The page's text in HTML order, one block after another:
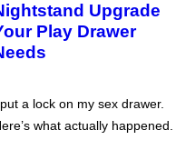
Upgrade
Play Drawer
a lock on my sex drawer.
what actually happened.